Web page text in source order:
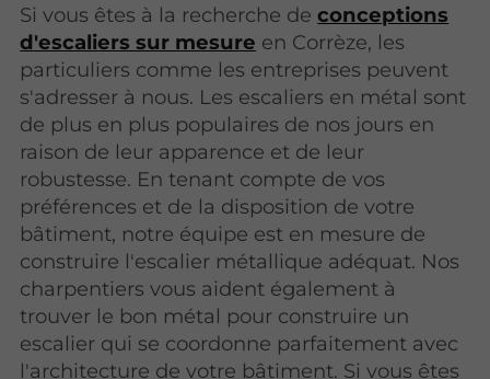
Si vous êtes à la recherche deconceptions
d'escaliers sur mesure en Corrèze, les
particuliers comme les entreprises peuvent
s'adresser à nous. Les escaliers en métal sont
de plus en plus populaires de nos jours en
raison de leur apparence et de leur
robustesse. En tenant compte de vos
préférences et de la disposition de votre
bâtiment, notre équipe est en mesure de
construire l'escalier métallique adéquat. Nos
charpentiers vous aident également à
trouver le bon métal pour construire un
escalier qui se coordonne parfaitement avec
l'architecture de votre bâtiment. Si vous êtes